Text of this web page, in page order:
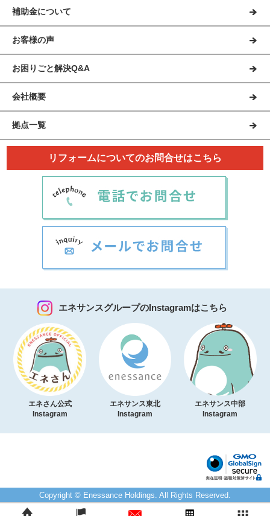
補助金について
お客様の声
お困りごと解決Q&A
会社概要
拠点一覧
リフォームについてのお問合せはこちら
エネサンスグループのInstagramはこちら
エネさん公式
Instagram
エネサンス東北
Instagram
エネサンス中部
Instagram
Copyright © Enessance Holdings. All Rights Reserved.